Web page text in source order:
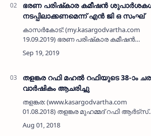
ഭരണ പരിഷ്‌കാര കമീഷന്‍
നടപ്പിലാക്കണമെന്ന് എന്‍ ജി ഒ സംഘ്
കാസര്‍കോട്: (my.kasargodvartha.com
19.09.2019) ഭരണ പരിഷ്‌കാര കമീഷന്‍
ശുപാര്‍ശകള്‍ നടപ്പിലാക്കണമെന്ന് കേരള
ഒ സംഘ് ജില്ലാ കമ്മിറ്റി ആവശ്യപ്പെട്ടു.
തളങ്കര റഫി മഹല്‍ റഫിയുടെ 38-ാം
വാര്‍ഷികം ആചരിച്ചു
തളങ്കര: (www.kasargodvartha.com
01.08.2018) തളങ്കര മുഹമ്മദ് റഫി ആര്‍ട്‌സ്
ആന്‍ഡ് കള്‍ച്ചറല്‍ സെന്റര്‍ റഫി മഹലില്‍
മുഹമ്മദ് റഫി 38-ാം ചരമവാര്‍ഷിക ദിനം